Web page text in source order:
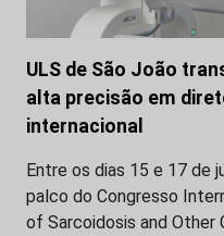
ULS de São João
alta precisão em
internacional
Entre os dias 15 e 17 de
palco do Congresso
of Sarcoidosis and Other